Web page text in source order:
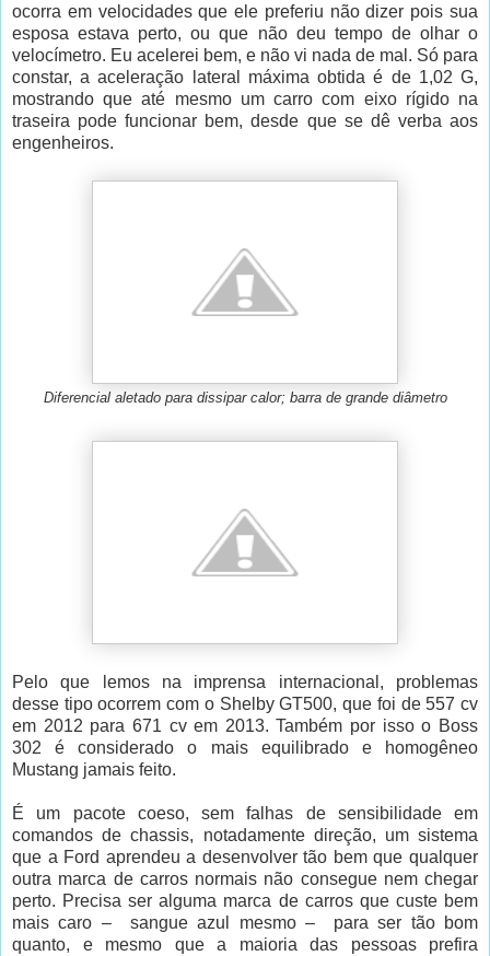
ocorra em velocidades que ele preferiu não dizer pois sua
esposa estava perto, ou que não deu tempo de olhar o
velocímetro. Eu acelerei bem, e não vi nada de mal. Só para
constar, a aceleração lateral máxima obtida é de 1,02 G,
mostrando que até mesmo um carro com eixo rígido na
traseira pode funcionar bem, desde que se dê verba aos
engenheiros.
Diferencial aletado para dissipar calor; barra de grande diâmetro
Pelo que lemos na imprensa internacional, problemas
desse tipo ocorrem com o Shelby GT500, que foi de 557 cv
em 2012 para 671 cv em 2013. Também por isso o Boss
302 é considerado o mais equilibrado e homogêneo
Mustang jamais feito.
É um pacote coeso, sem falhas de sensibilidade em
comandos de chassis, notadamente direção, um sistema
que a Ford aprendeu a desenvolver tão bem que qualquer
outra marca de carros normais não consegue nem chegar
perto. Precisa ser alguma marca de carros que custe bem
mais caro –
sangue azul mesmo –
para ser tão bom
quanto, e mesmo que a maioria das pessoas prefira